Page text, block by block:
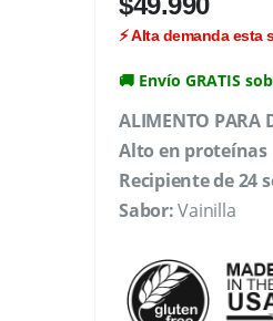
🚚 Envío GRATIS
ALIMENTO PARA
Alto en proteínas
Recipiente de 24
Sabor:Vainilla